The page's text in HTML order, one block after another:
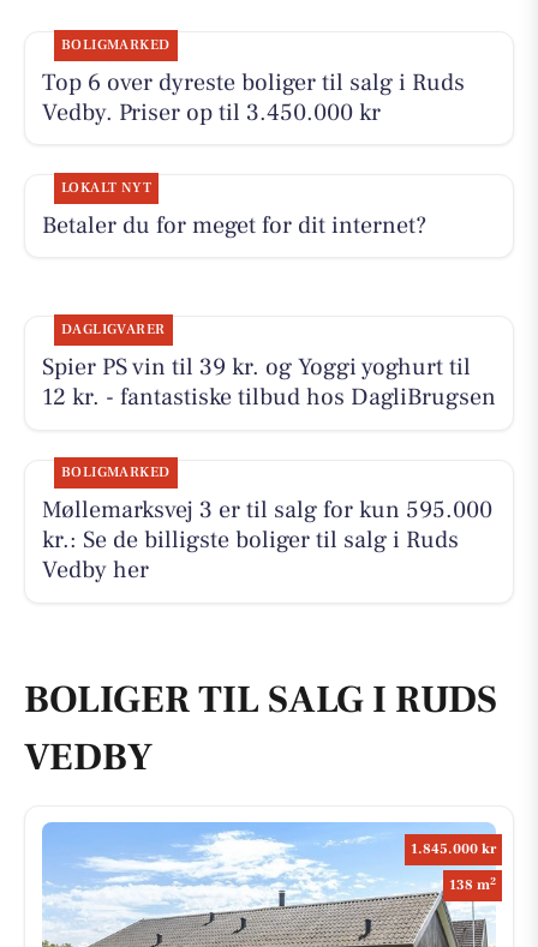
BOLIGMARKED
Top 6 over dyreste boliger til salg i Ruds
Vedby. Priser op til 3.450.000 kr
LOKALT NYT
Betaler du for meget for dit internet?
DAGLIGVARER
Spier PS vin til 39 kr. og Yoggi yoghurt til
12 kr. - fantastiske tilbud hos DagliBrugsen
BOLIGMARKED
Møllemarksvej 3 er til salg for kun 595.000
kr.: Se de billigste boliger til salg i Ruds
Vedby her
BOLIGER TIL SALG I RUDS
VEDBY
1.845.000 kr
138 m2